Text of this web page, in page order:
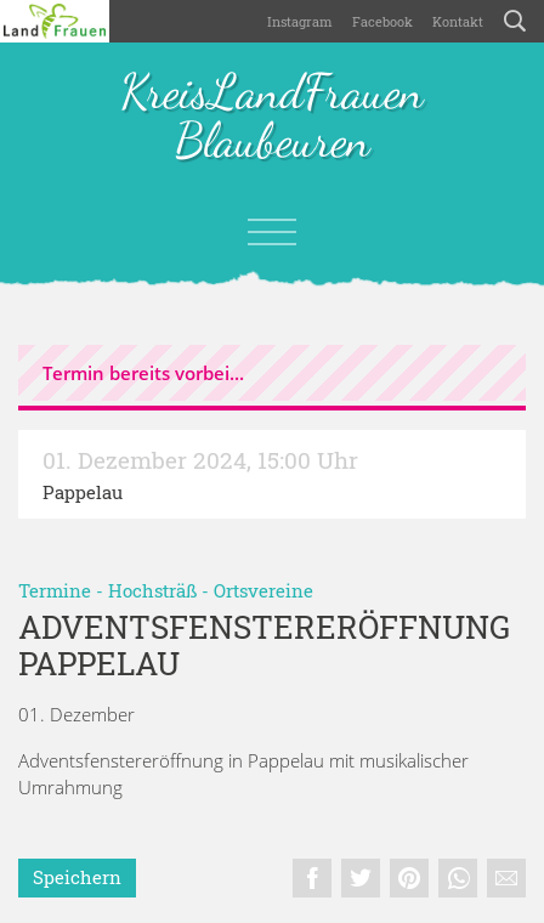
Instagram Facebook Kontakt
KreisLandFrauen
Blaubeuren
Termin bereits vorbei...
01. Dezember 2024, 15:00 Uhr
Pappelau
Termine - Hochsträß - Ortsvereine
ADVENTSFENSTERERÖFFNUNG
PAPPELAU
01. Dezember
Adventsfenstereröffnung in Pappelau mit musikalischer
Umrahmung
Speichern